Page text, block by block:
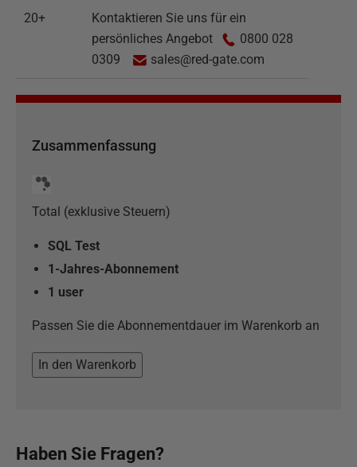
20+
Kontaktieren Sie uns für ein
persönliches Angebot
0800 028
0309
sales@red-gate.com
Zusammenfassung
Total (exklusive Steuern)
SQL Test
1-Jahres-Abonnement
1 user
Passen Sie die Abonnementdauer im Warenkorb an
In den Warenkorb
Haben Sie Fragen?